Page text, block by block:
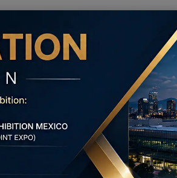
werden an der Innenseite der
Beschläge, wenn die Tür geschlossen
Ausrichtung und einen
Schrankrahmen konzipiert, wobei das
mit Türen, die den Schrankrahmen
sind in verschiedenen
gerecht zu werden.